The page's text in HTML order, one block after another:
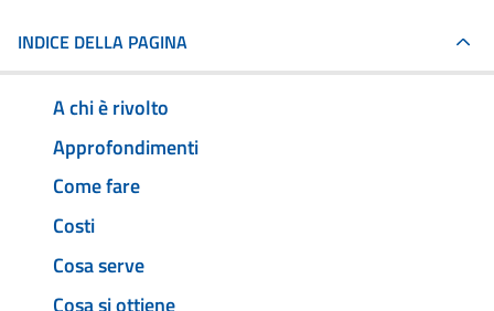
INDICE DELLA PAGINA
A chi è rivolto
Approfondimenti
Come fare
Costi
Cosa serve
Cosa si ottiene